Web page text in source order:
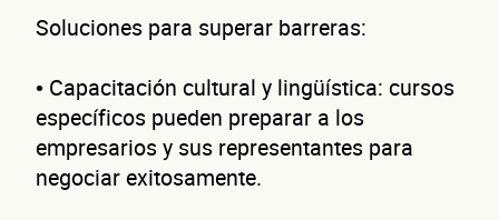
Soluciones para superar barreras:
• Capacitación cultural y lingüística: cursos
específicos pueden preparar a los
empresarios y sus representantes para
negociar exitosamente.